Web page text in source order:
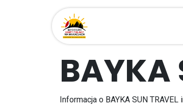
Przejdź do zawartości
BAYKA
Informacja o BAYKA SUN TRAVEL